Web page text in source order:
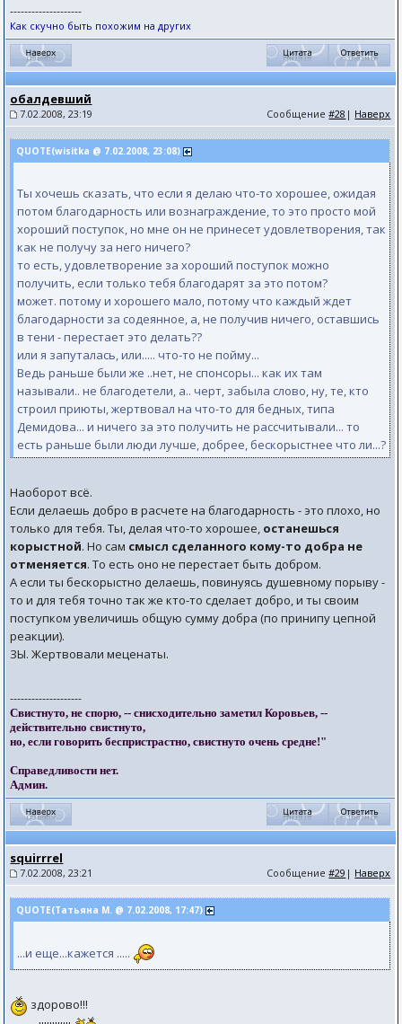
--------------------
Как скучно быть похожим на других
обалдевший
7.02.2008, 23:19 Сообщение#28 | Наверх
QUOTE(wisitka @ 7.02.2008, 23:08)
Ты хочешь сказать, что если я делаю что-то хорошее, ожидая
потом благодарность или вознаграждение, то это просто мой
хороший поступок, но мне он не принесет удовлетворения, так
как не получу за него ничего?
то есть, удовлетворение за хороший поступок можно
получить, если только тебя благодарят за это потом?
может. потому и хорошего мало, потому что каждый ждет
благодарности за содеянное, а, не получив ничего, оставшись
в тени - перестает это делать??
или я запуталась, или..... что-то не пойму...
Ведь раньше были же ..нет, не спонсоры... как их там
называли.. не благодетели, а.. черт, забыла слово, ну, те, кто
строил приюты, жертвовал на что-то для бедных, типа
Демидова... и ничего за это получить не рассчитывали... то
есть раньше были люди лучше, добрее, бескорыстнее что ли...?
Наоборот всё.
Если делаешь добро в расчете на благодарность - это плохо, но
только для тебя. Ты, делая что-то хорошее, останешься
корыстной. Но сам смысл сделанного кому-то добра не
отменяется. То есть оно не перестает быть добром.
А если ты бескорыстно делаешь, повинуясь душевному порыву -
то и для тебя точно так же кто-то сделает добро, и ты своим
поступком увеличишь общую сумму добра (по принипу цепной
реакции).
ЗЫ. Жертвовали меценаты.
--------------------
Свистнуто, не спорю, -- снисходительно заметил Коровьев, --
действительно свистнуто,
но, если говорить беспристрастно, свистнуто очень средне!"
Справедливости нет.
Админ.
squirrrel
7.02.2008, 23:21 Сообщение#29 | Наверх
QUOTE(Татьяна М. @ 7.02.2008, 17:47)
...и еще...кажется .....
здорово!!!